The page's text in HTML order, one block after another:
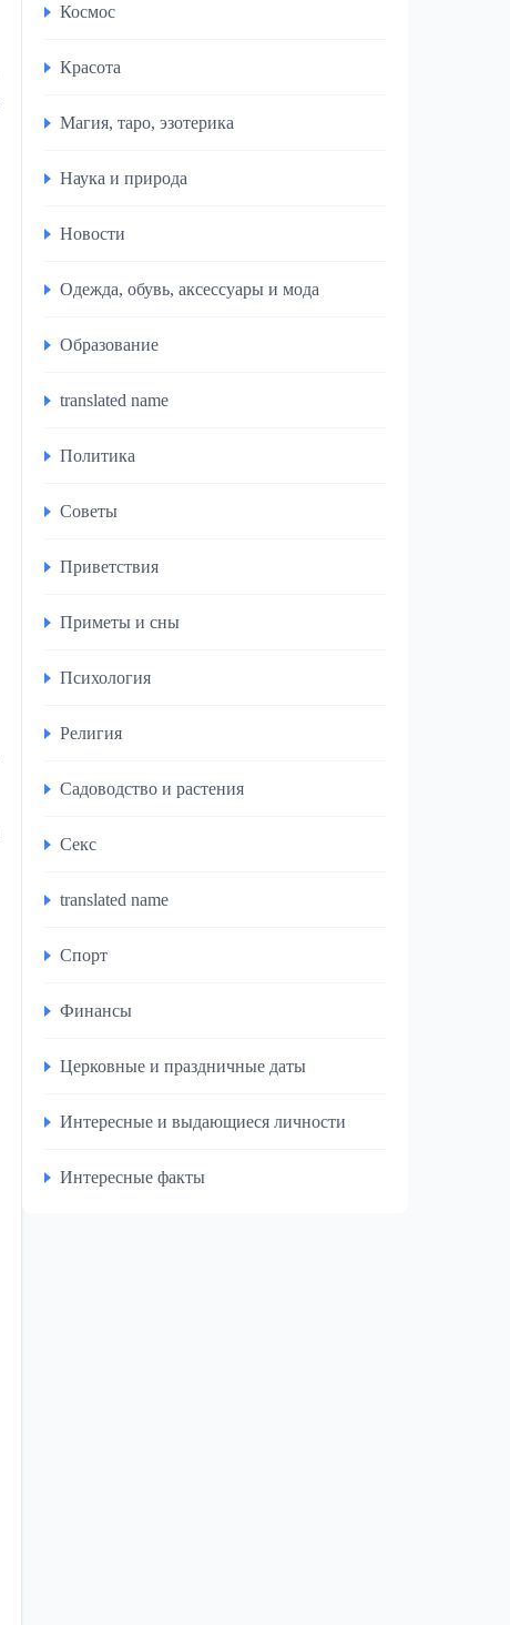
Космос
Красота
Магия, таро, эзотерика
Наука и природа
Новости
Одежда, обувь, аксессуары и мода
Образование
translated name
Политика
Советы
Приветствия
Приметы и сны
Психология
Религия
Садоводство и растения
Секс
translated name
Спорт
Финансы
Церковные и праздничные даты
Интересные и выдающиеся личности
Интересные факты